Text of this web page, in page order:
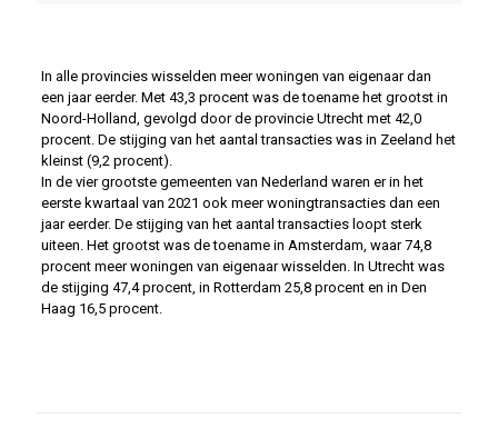
In alle provincies wisselden meer woningen van eigenaar dan
een jaar eerder. Met 43,3 procent was de toename het grootst in
Noord-Holland, gevolgd door de provincie Utrecht met 42,0
procent. De stijging van het aantal transacties was in Zeeland het
kleinst (9,2 procent).
In de vier grootste gemeenten van Nederland waren er in het
eerste kwartaal van 2021 ook meer woningtransacties dan een
jaar eerder. De stijging van het aantal transacties loopt sterk
uiteen. Het grootst was de toename in Amsterdam, waar 74,8
procent meer woningen van eigenaar wisselden. In Utrecht was
de stijging 47,4 procent, in Rotterdam 25,8 procent en in Den
Haag 16,5 procent.